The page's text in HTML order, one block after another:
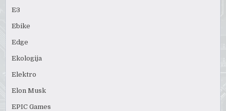
E3
Ebike
Edge
Ekologija
Elektro
Elon Musk
EPIC Games